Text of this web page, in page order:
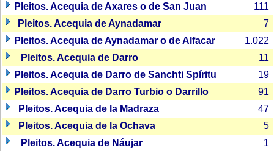
Pleitos. Acequia de Axares o de San Juan
111
Pleitos. Acequia de Aynadamar
7
Pleitos. Acequia de Aynadamar o de Alfacar
1.022
Pleitos. Acequia de Darro
11
Pleitos. Acequia de Darro de Sanchti Spíritu
19
Pleitos. Acequia de Darro Turbio o Darrillo
91
Pleitos. Acequia de la Madraza
47
Pleitos. Acequia de la Ochava
5
Pleitos. Acequia de Náujar
1